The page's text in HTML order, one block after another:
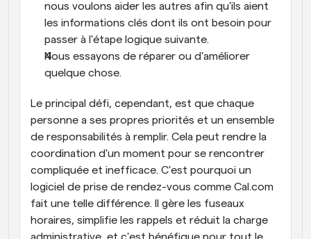
nous voulons aider les autres afin qu'ils aient
les informations clés dont ils ont besoin pour
passer à l'étape logique suivante.
Nous essayons de réparer ou d'améliorer
quelque chose.
Le principal défi, cependant, est que chaque
personne a ses propres priorités et un ensemble
de responsabilités à remplir. Cela peut rendre la
coordination d'un moment pour se rencontrer
compliquée et inefficace. C'est pourquoi un
logiciel de prise de rendez-vous comme Cal.com
fait une telle différence. Il gère les fuseaux
horaires, simplifie les rappels et réduit la charge